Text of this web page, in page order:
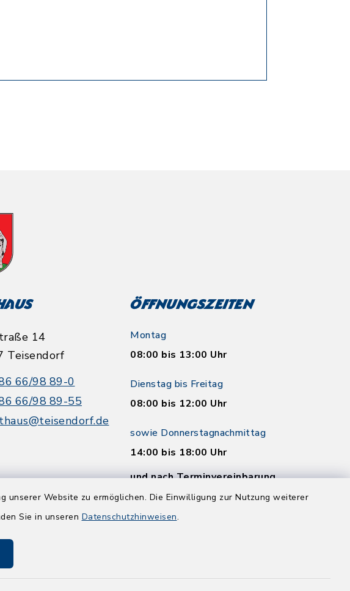
Website zu ermöglichen. Die Einwilligung zur Nutzung weiterer
Sie in unseren Datenschutzhinweisen.
14
Teisendorf
66/98 89-0
66/98 89-55
Öffnungszeiten
Montag
08:00 bis 13:00 Uhr
Dienstag bis Freitag
08:00 bis 12:00 Uhr
sowie Donnerstagnachmittag
14:00 bis 18:00 Uhr
und nach Terminvereinbarung